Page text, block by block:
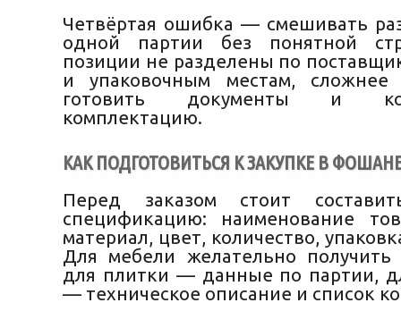
Четвёртая ошибка — смешивать
одной партии без понятной
позиции не разделены по
и упаковочным местам, сложнее
готовить документы и
комплектацию.
КАК ПОДГОТОВИТЬСЯ К ЗАКУПКЕ В
Перед заказом стоит
спецификацию: наименование
материал, цвет, количество,
Для мебели желательно получить
для плитки — данные по партии,
— техническое описание и список